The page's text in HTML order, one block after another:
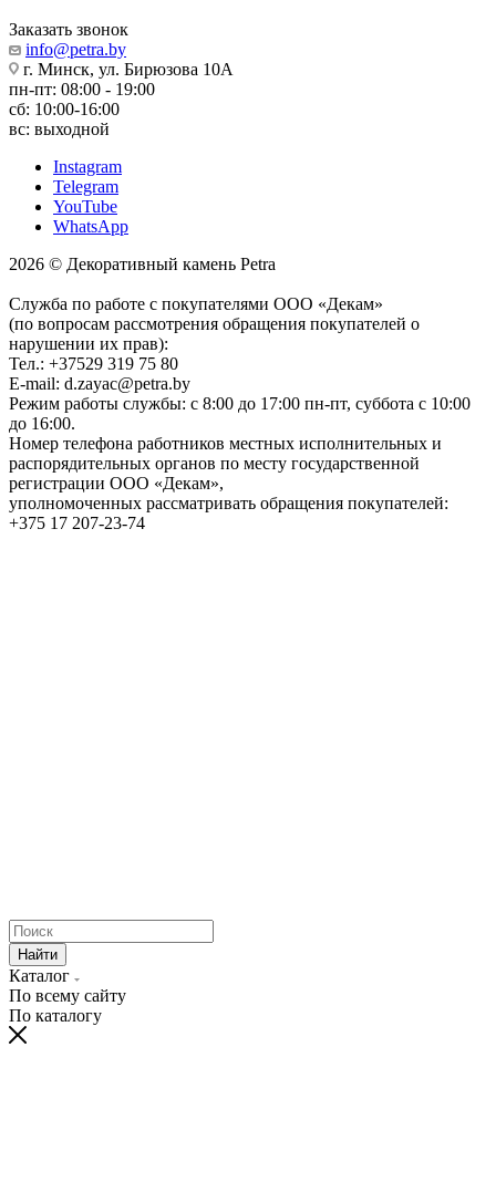
Заказать звонок
info@petra.by
г. Минск, ул. Бирюзова 10А
пн-пт: 08:00 - 19:00
сб: 10:00-16:00
вс: выходной
Instagram
Telegram
YouTube
WhatsApp
2026 © Декоративный камень Petra
Служба по работе с покупателями ООО «Декам»
(по вопросам рассмотрения обращения покупателей о
нарушении их прав):
Тел.: +37529 319 75 80
E-mail: d.zayac@petra.by
Режим работы службы: с 8:00 до 17:00 пн-пт, суббота с 10:00
до 16:00.
Номер телефона работников местных исполнительных и
распорядительных органов по месту государственной
регистрации ООО «Декам»,
уполномоченных рассматривать обращения покупателей:
+375 17 207-23-74
Найти
Каталог
По всему сайту
По каталогу